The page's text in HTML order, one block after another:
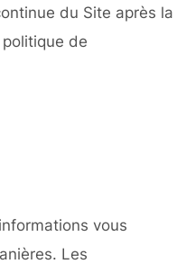
du Site après la
de
vous
Les